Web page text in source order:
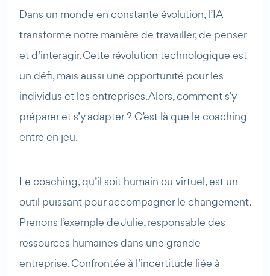
Dans un monde en constante évolution, l’IA
transforme notre manière de travailler, de penser
et d’interagir. Cette révolution technologique est
un défi, mais aussi une opportunité pour les
individus et les entreprises. Alors, comment s’y
préparer et s’y adapter ? C’est là que le coaching
entre en jeu.
Le coaching, qu’il soit humain ou virtuel, est un
outil puissant pour accompagner le changement.
Prenons l’exemple de Julie, responsable des
ressources humaines dans une grande
entreprise. Confrontée à l’incertitude liée à
vous essayer Maibee, demander des renseignements, ou